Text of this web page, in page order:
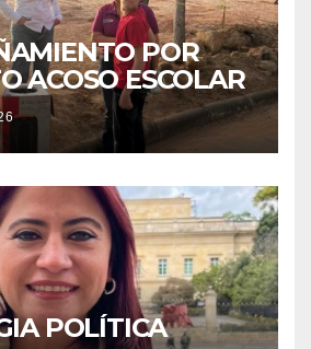
POR
ACOSO ESCOLAR
POLÍTICA